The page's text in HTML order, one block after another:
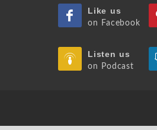
Like us
on Facebook
Listen us
on Podcast